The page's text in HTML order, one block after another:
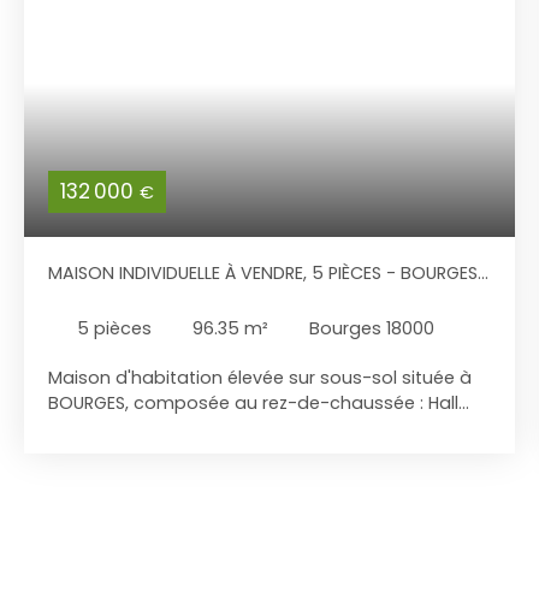
132 000 €
MAISON INDIVIDUELLE À VENDRE, 5 PIÈCES - BOURGES
5 pièces 96.35 m² Bourges 18000
Maison d'habitation élevée sur sous-sol située à
BOURGES, composée au rez-de-chaussée : Hall